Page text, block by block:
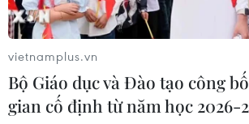
concert BTS
08/07/2026 23:22
Hòa nhạc “Crescendo - Giao hưởng
vietnamplus.vn
Bộ Giáo dục và Đào tạo công
gian cố định từ năm học 2026-